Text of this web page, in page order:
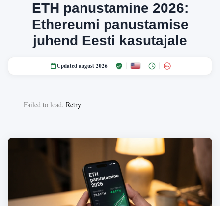
ETH panustamine 2026:
Ethereumi panustamise
juhend Eesti kasutajale
Updated august 2026 18+
Failed to load. Retry